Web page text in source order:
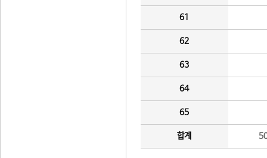
61
62
63
64
65
합계